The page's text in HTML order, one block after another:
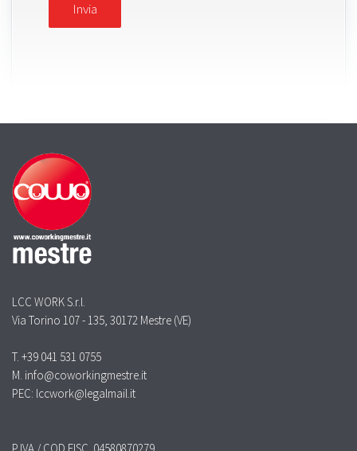
LCC WORK S.r.l.
Via Torino 107 - 135, 30172 Mestre (VE)
T. +39 041 531 0755
M. info@coworkingmestre.it
PEC: lccwork@legalmail.it